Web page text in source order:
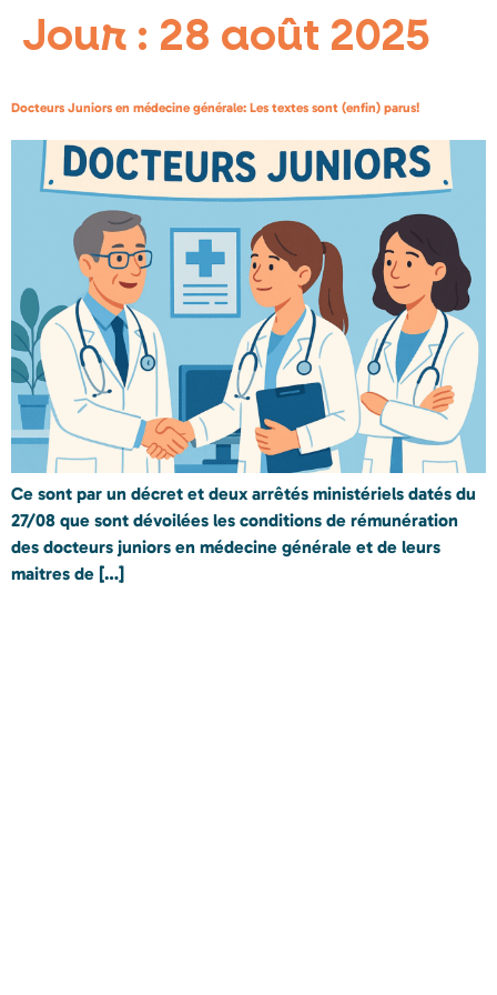
Jour : 28 août 2025
Docteurs Juniors en médecine générale: Les textes sont (enfin) parus!
Ce sont par un décret et deux arrêtés ministériels datés du
27/08 que sont dévoilées les conditions de rémunération
des docteurs juniors en médecine générale et de leurs
maitres de […]